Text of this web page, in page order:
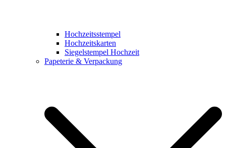
Hochzeitsstempel
Hochzeitskarten
Siegelstempel Hochzeit
Papeterie & Verpackung